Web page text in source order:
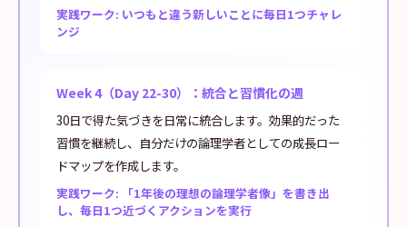
実践ワーク: いつもと違う新しいことに毎日1つチャレ
ンジ
Week 4（Day 22-30）：統合と習慣化の週
30日で得た気づきを日常に統合します。効果的だった
習慣を継続し、自分だけの論理学者としての成長ロー
ドマップを作成します。
実践ワーク: 「1年後の理想の論理学者像」を書き出
し、毎日1つ近づくアクションを実行